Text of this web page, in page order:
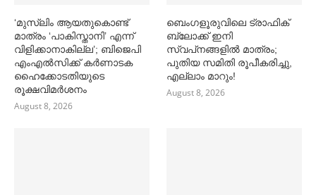
‘മുസ്‌ലിം ആയതുകൊണ്ട്
മാത്രം ‘പാകിസ്താനി’ എന്ന്
വിളിക്കാനാകില്ല’; ബിജെപി
എംഎല്‍സിക്ക് കര്‍ണാടക
ഹൈക്കോടതിയുടെ
രൂക്ഷവിമര്‍ശനം
August 8, 2026
ബെംഗളൂരുവിലെ ട്രാഫിക്
ബ്ലോക്ക് ഇനി
സ്വപ്‌നങ്ങളില്‍ മാത്രം;
പുതിയ സമിതി രൂപീകരിച്ചു,
എല്ലാം മാറും!
August 8, 2026